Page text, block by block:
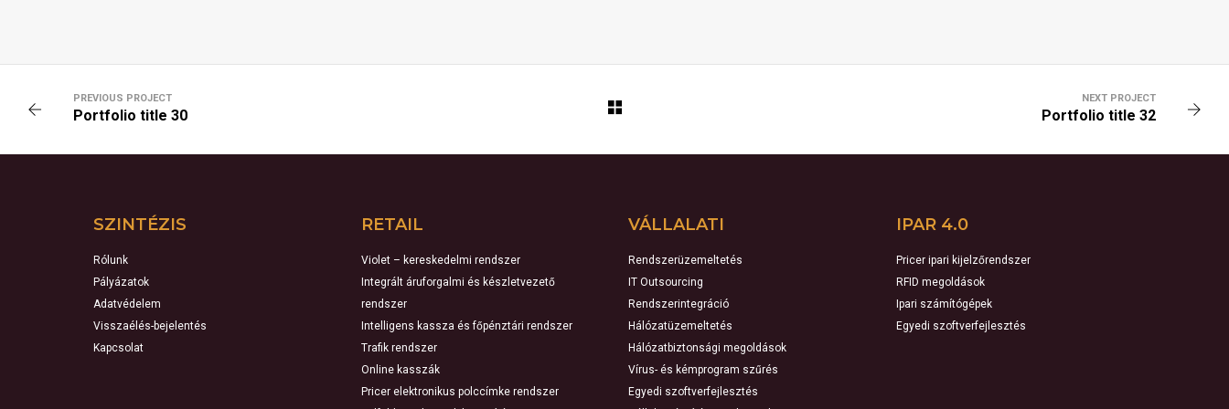
PREVIOUS PROJECT
Portfolio title 30
NEXT PROJECT
Portfolio title 32
SZINTÉZIS
Rólunk
Pályázatok
Adatvédelem
Visszaélés-bejelentés
Kapcsolat
RETAIL
Violet – kereskedelmi rendszer
Integrált áruforgalmi és készletvezető
rendszer
Intelligens kassza és főpénztári rendszer
Trafik rendszer
Online kasszák
Pricer elektronikus polccímke rendszer
VÁLLALATI
Rendszerüzemeltetés
IT Outsourcing
Rendszerintegráció
Hálózatüzemeltetés
Hálózatbiztonsági megoldások
Vírus- és kémprogram szűrés
Egyedi szoftverfejlesztés
IPAR 4.0
Pricer ipari kijelzőrendszer
RFID megoldások
Ipari számítógépek
Egyedi szoftverfejlesztés